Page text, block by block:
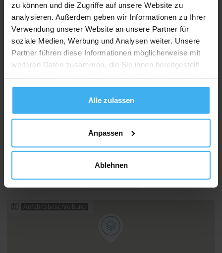
zu können und die Zugriffe auf unsere Website zu
analysieren. Außerdem geben wir Informationen zu Ihrer
Verwendung unserer Website an unsere Partner für
soziale Medien, Werbung und Analysen weiter. Unsere
Partner führen diese Informationen möglicherweise mit
weiteren Daten zusammen, die Sie ihnen bereitgestellt
gesammelt haben.
Alle zulassen
Anpassen
Ablehnen
Anfahrtsbeschreibung